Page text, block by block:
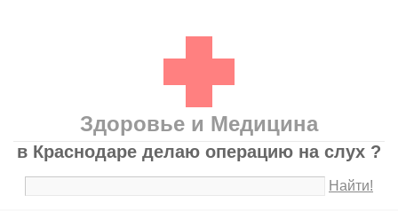
Здоровье и Медицина
в Краснодаре делаю операцию на слух ?
Найти!